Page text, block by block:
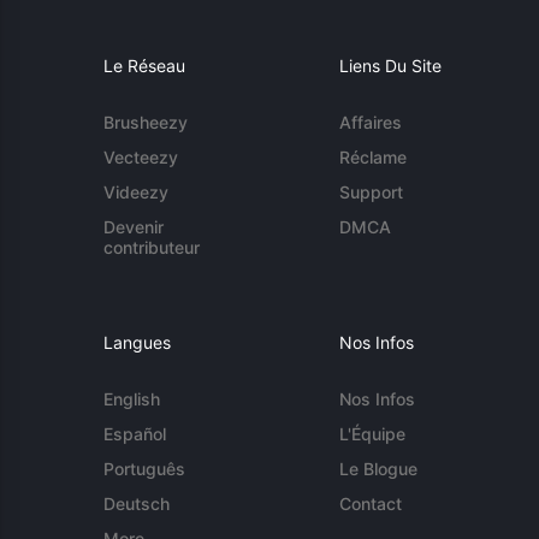
Le Réseau
Brusheezy
Vecteezy
Videezy
Devenir
contributeur
Liens Du Site
Affaires
Réclame
Support
DMCA
Langues
English
Español
Português
Deutsch
Nos Infos
Nos Infos
L'Équipe
Le Blogue
Contact